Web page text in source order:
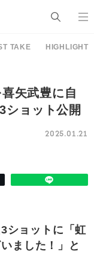
TAKE HIGHLIGHT
矢武豊に自
ショット公開
2025.01.21
ショットに「虹
ました！」と